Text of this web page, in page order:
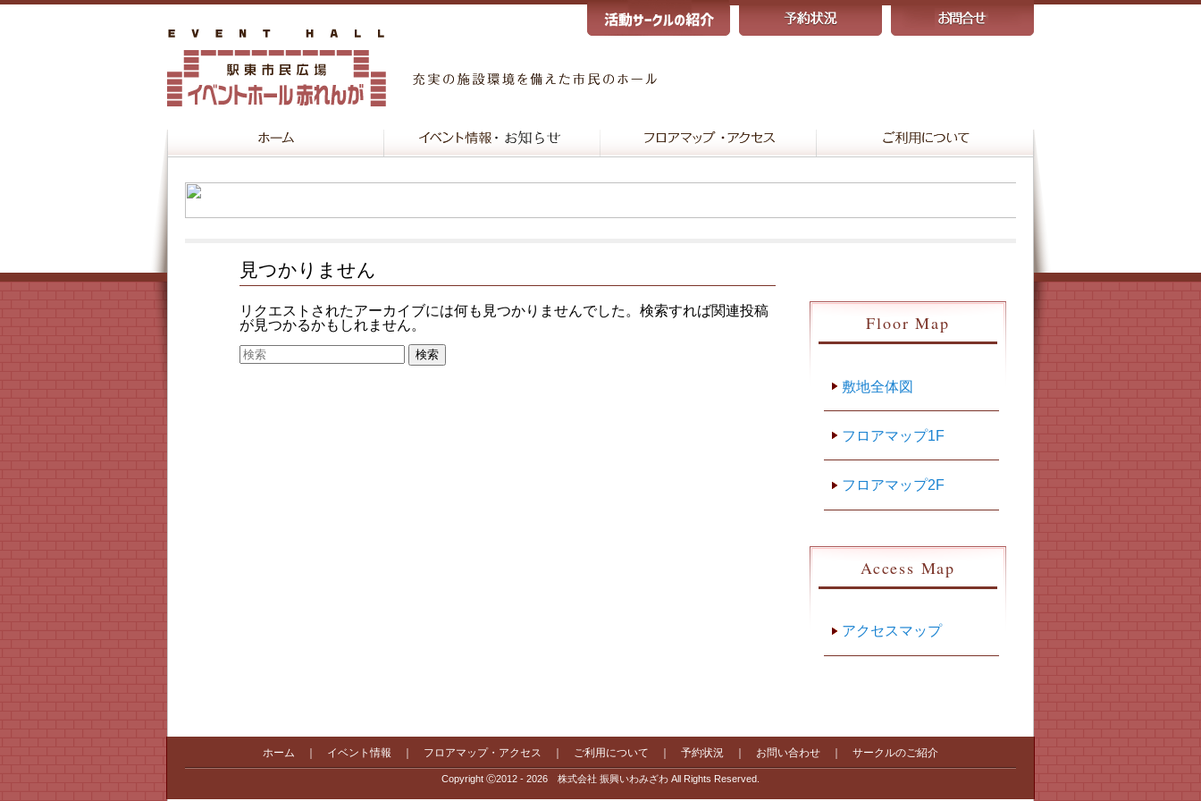
見つかりません
リクエストされたアーカイブには何も見つかりませんでした。検索すれば関連投稿
が見つかるかもしれません。
Floor Map
敷地全体図
フロアマップ1F
フロアマップ2F
Access Map
アクセスマップ
ホーム ｜ イベント情報 ｜ フロアマップ・アクセス ｜ ご利用について ｜ 予約状況 ｜ お問い合わせ ｜ サークルのご紹介
Copyright Ⓒ2012 - 2026 株式会社 振興いわみざわ All Rights Reserved.